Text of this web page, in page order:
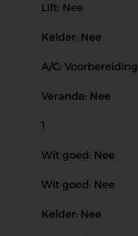
Lift: Nee
Kelder: Nee
A/C: Voorbereiding
Veranda: Nee
1
Wit goed: Nee
Wit goed: Nee
Kelder: Nee